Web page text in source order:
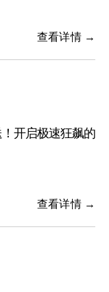
查看详情 →
开启极速狂飙的
查看详情 →